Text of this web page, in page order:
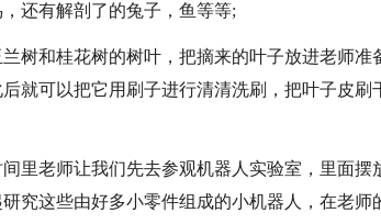
还有解剖了的兔子，鱼等等;
树和桂花树的树叶，把摘来的叶子放进老师准
就可以把它用刷子进行清清洗刷，把叶子皮刷
里老师让我们先去参观机器人实验室，里面摆
究这些由好多小零件组成的小机器人，在老师